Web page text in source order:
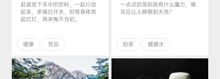
赶紧放下手中的饮料，一起行动
起来，多喝白开水，别等身体亮
起红灯，再来悔不当初。
健康 饮品
一点点奶茶到底有什么魔力，喝
完总让人睁眼到天亮？
奶茶 健康水